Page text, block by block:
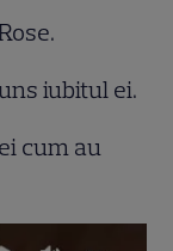
iubitul ei.
cum au